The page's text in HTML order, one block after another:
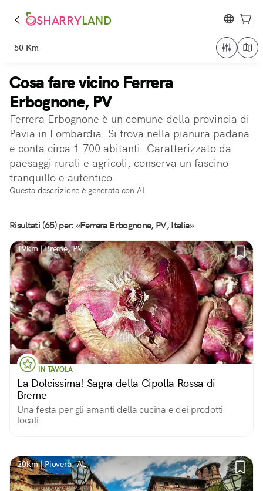
SHARRYLAND
50 Km
Cosa fare vicino Ferrera
Erbognone, PV
Ferrera Erbognone è un comune della provincia di
Pavia in Lombardia. Si trova nella pianura padana
e conta circa 1.700 abitanti. Caratterizzato da
paesaggi rurali e agricoli, conserva un fascino
tranquillo e autentico.
Questa descrizione è generata con AI
Risultati (65) per: «Ferrera Erbognone, PV, Italia»
19km | Breme, PV
IN TAVOLA
La Dolcissima! Sagra della Cipolla Rossa di
Breme
Una festa per gli amanti della cucina e dei prodotti
locali
20km | Piovera, AL